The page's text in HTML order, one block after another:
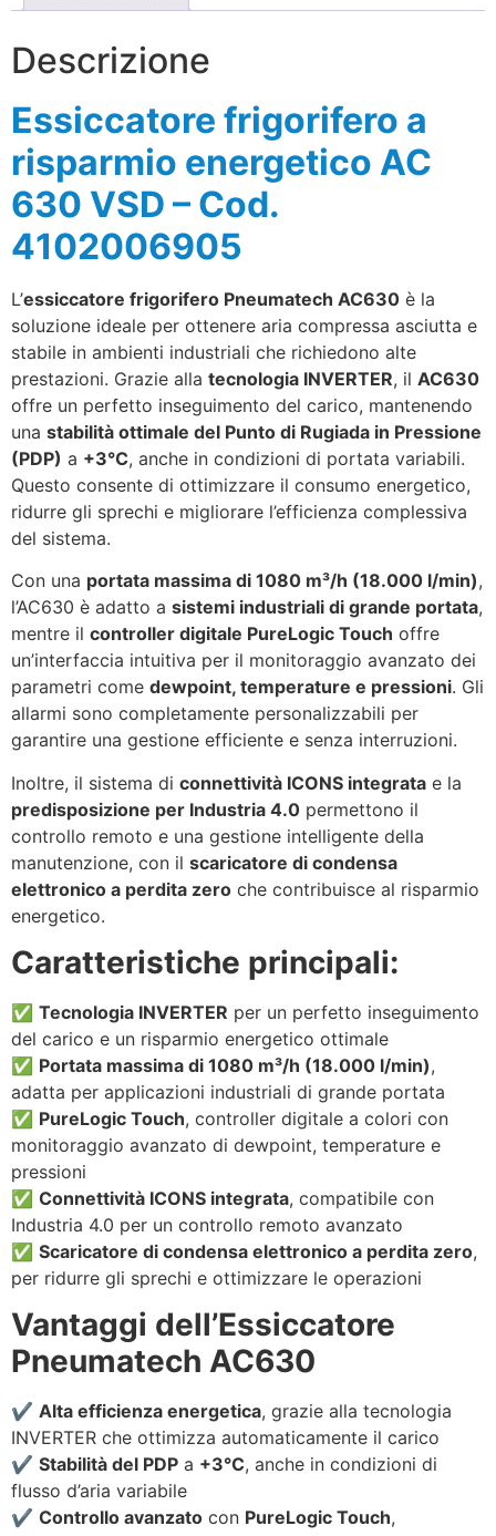
Descrizione
Essiccatore frigorifero a
risparmio energetico AC
630 VSD – Cod.
4102006905
L’essiccatore frigorifero Pneumatech AC630 è la
soluzione ideale per ottenere aria compressa asciutta e
stabile in ambienti industriali che richiedono alte
prestazioni. Grazie alla tecnologia INVERTER, il AC630
offre un perfetto inseguimento del carico, mantenendo
una stabilità ottimale del Punto di Rugiada in Pressione
(PDP) a +3°C, anche in condizioni di portata variabili.
Questo consente di ottimizzare il consumo energetico,
ridurre gli sprechi e migliorare l’efficienza complessiva
del sistema.
Con una portata massima di 1080 m³/h (18.000 l/min),
l’AC630 è adatto a sistemi industriali di grande portata,
mentre il controller digitale PureLogic Touch offre
un’interfaccia intuitiva per il monitoraggio avanzato dei
parametri come dewpoint, temperature e pressioni. Gli
allarmi sono completamente personalizzabili per
garantire una gestione efficiente e senza interruzioni.
Inoltre, il sistema di connettività ICONS integrata e la
predisposizione per Industria 4.0 permettono il
controllo remoto e una gestione intelligente della
manutenzione, con il scaricatore di condensa
elettronico a perdita zero che contribuisce al risparmio
energetico.
Caratteristiche principali:
✅ Tecnologia INVERTER per un perfetto inseguimento
del carico e un risparmio energetico ottimale
✅ Portata massima di 1080 m³/h (18.000 l/min),
adatta per applicazioni industriali di grande portata
✅ PureLogic Touch, controller digitale a colori con
monitoraggio avanzato di dewpoint, temperature e
pressioni
✅ Connettività ICONS integrata, compatibile con
Industria 4.0 per un controllo remoto avanzato
✅ Scaricatore di condensa elettronico a perdita zero,
per ridurre gli sprechi e ottimizzare le operazioni
Vantaggi dell’Essiccatore
Pneumatech AC630
✔️ Alta efficienza energetica, grazie alla tecnologia
INVERTER che ottimizza automaticamente il carico
✔️ Stabilità del PDP a +3°C, anche in condizioni di
flusso d’aria variabile
✔️ Controllo avanzato con PureLogic Touch,